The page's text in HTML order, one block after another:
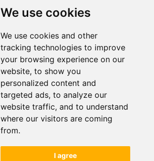
We use cookies
We use cookies and other
tracking technologies to improve
your browsing experience on our
website, to show you
personalized content and
targeted ads, to analyze our
website traffic, and to understand
where our visitors are coming
from.
I agree
ISSN 2566-333X (Online)
ISSN 1840-2313 (Print)
Contact
Editors
News
For Authors
Impressum
Ethical Standards
Keywords